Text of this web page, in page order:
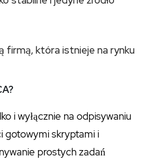
firmą, która istnieje na rynku
i wyłącznie na odpisywaniu
gotowymi skryptami i
prostych zadań